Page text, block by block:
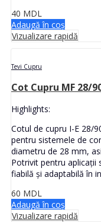
40 MDL
Adaugă în coș
Vizualizare rapidă
Tevi Cupru
Cot Cupru MF 28/
Highlights:
Cotul de cupru I-E 28/
pentru sistemele de
diametru de 28 mm,
Potrivit pentru aplicații
fiabilă și adaptabilă în
60 MDL
Adaugă în coș
Vizualizare rapidă